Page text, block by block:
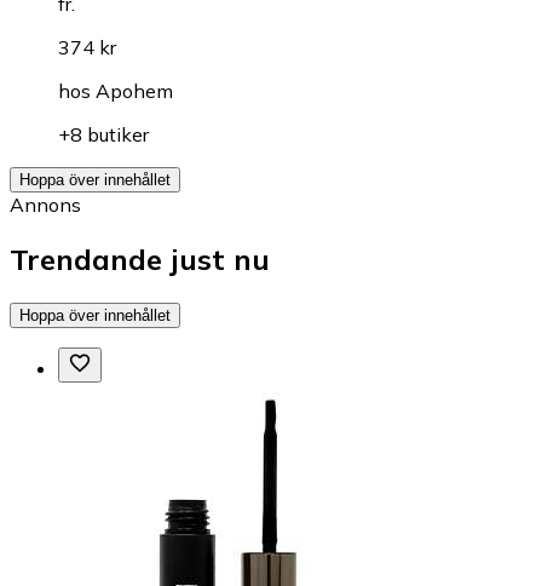
374 kr
hos Apohem
+8 butiker
Hoppa över innehållet
Annons
Trendande just nu
Hoppa över innehållet